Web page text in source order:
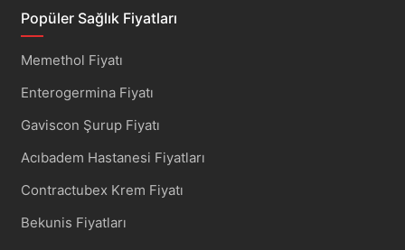
Popüler Sağlık Fiyatları
Memethol Fiyatı
Enterogermina Fiyatı
Gaviscon Şurup Fiyatı
Acıbadem Hastanesi Fiyatları
Contractubex Krem Fiyatı
Bekunis Fiyatları